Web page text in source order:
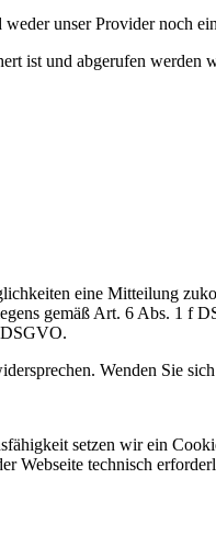
unser Provider noch
ist und abgerufen
eine Mitteilung
gemäß Art. 6 Abs. 1 f
Wenden Sie
setzen wir ein
Webseite technisch